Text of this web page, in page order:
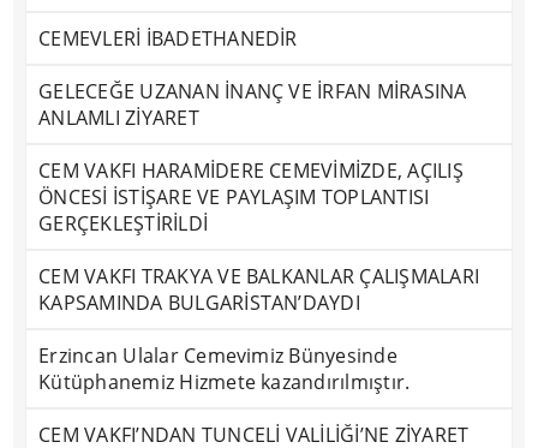
CEMEVLERİ İBADETHANEDİR
GELECEĞE UZANAN İNANÇ VE İRFAN MİRASINA
ANLAMLI ZİYARET
CEM VAKFI HARAMİDERE CEMEVİMİZDE, AÇILIŞ
ÖNCESİ İSTİŞARE VE PAYLAŞIM TOPLANTISI
GERÇEKLEŞTİRİLDİ
CEM VAKFI TRAKYA VE BALKANLAR ÇALIŞMALARI
KAPSAMINDA BULGARİSTAN’DAYDI
Erzincan Ulalar Cemevimiz Bünyesinde
Kütüphanemiz Hizmete kazandırılmıştır.
CEM VAKFI’NDAN TUNCELİ VALİLİĞİ’NE ZİYARET